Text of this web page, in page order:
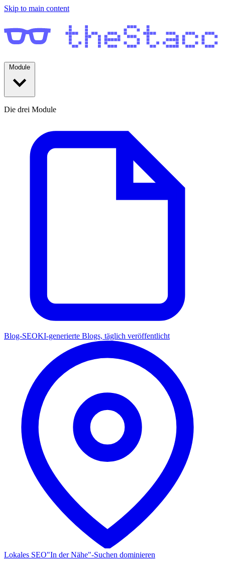
Skip to main content
Die drei Module
Blog-SEOKI-generierte Blogs, täglich veröffentlicht
Lokales SEO"In der Nähe"-Suchen dominieren